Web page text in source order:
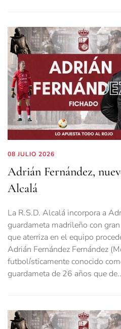
08 JULIO 2026
Adrián Fernández,
Alcalá
La R.S.D. Alcalá incorpora a
guardameta madrileño con
que aterriza en el equipo
Adrián Fernández Fernández
futbolísticamente conocido
guardameta de 26 años que